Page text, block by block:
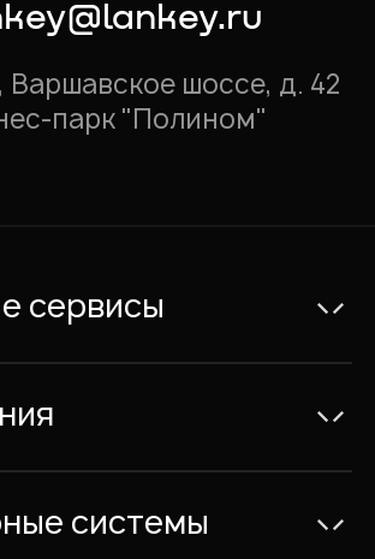
Варшавское шоссе, д. 42
парк "Полином"
сервисы
и IP-телефония
системы